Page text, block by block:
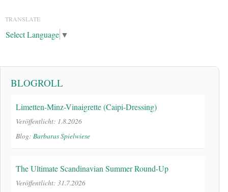
TRANSLATE
Select Language ▼
BLOGROLL
Limetten-Minz-Vinaigrette (Caipi-Dressing)
Veröffentlicht: 1.8.2026
Blog: Barbaras Spielwiese
The Ultimate Scandinavian Summer Round-Up
Veröffentlicht: 31.7.2026